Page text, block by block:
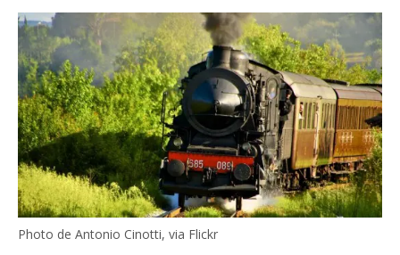
Photo de Antonio Cinotti, via Flickr